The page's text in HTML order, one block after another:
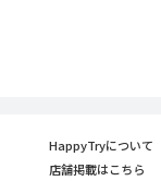
HappyTryについて
店舗掲載はこちら